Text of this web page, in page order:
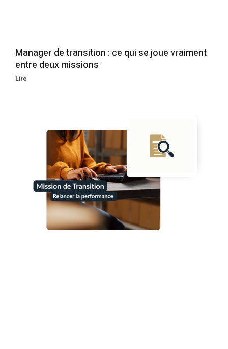
Manager de transition : ce qui se joue vraiment
entre deux missions
Lire